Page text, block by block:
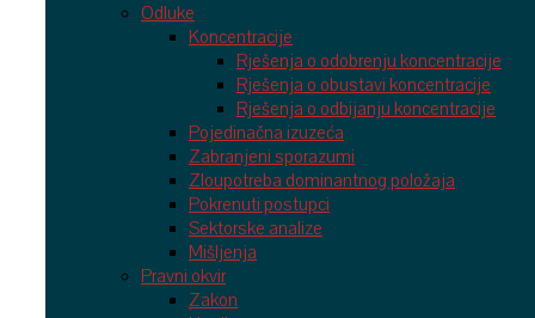
Odluke
Koncentracije
Rješenja o odobrenju koncentracije
Rješenja o obustavi koncentracije
Rješenja o odbijanju koncentracije
Pojedinačna izuzeća
Zabranjeni sporazumi
Zloupotreba dominantnog položaja
Pokrenuti postupci
Sektorske analize
Mišljenja
Pravni okvir
Zakon